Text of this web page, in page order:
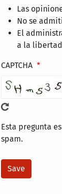
Las
No se
El
a la
CAPTCHA
Esta pregunta
spam.